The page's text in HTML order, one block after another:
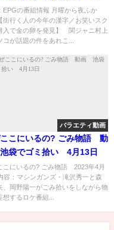
で金の卵を発見】 [字]…の
容解析まとめ
EPGの番組情報 月曜から夜ふか
行く人の今年の漢字／お笑いスク
入で金の卵を発見】 関ジャニ村上
コが話題の件をあれこ...
バラエティ動画
こにいるの? ごみ物語 動
袋でゴミ拾い 4月13日
こにいるの? ごみ物語 2023年4月
容：マシンガンズ・滝沢秀一と森
、岡野陽一がごみ拾いをしながら物
想するロケ番組...